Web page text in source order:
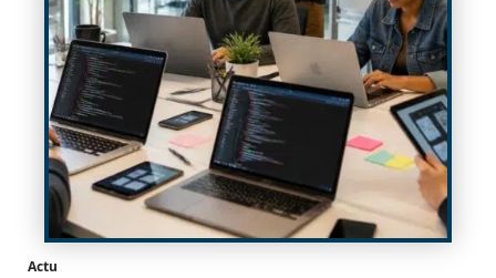
Actu